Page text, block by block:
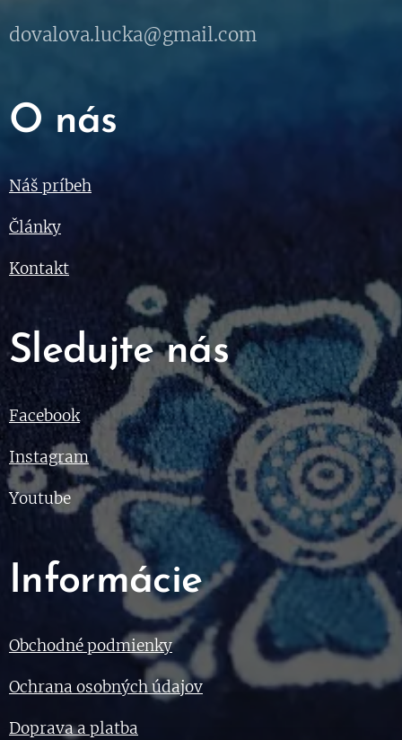
dovalova.lucka@gmail.com
O nás
Náš príbeh
Články
Kontakt
Sledujte nás
Facebook
Instagram
Youtube
Informácie
Obchodné podmienky
Ochrana osobných údajov
Doprava a platba